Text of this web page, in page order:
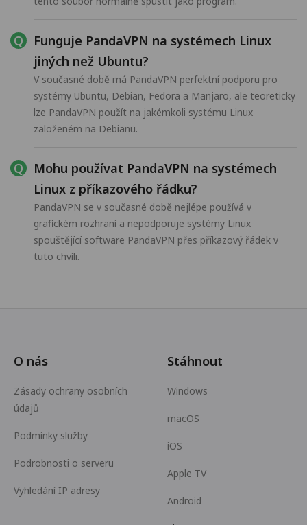
Funguje PandaVPN na systémech Linux
jiných než Ubuntu?
V současné době má PandaVPN perfektní podporu pro
systémy Ubuntu, Debian, Fedora a Manjaro, ale teoreticky
lze PandaVPN použít na jakémkoli systému Linux
založeném na Debianu.
Mohu používat PandaVPN na systémech
Linux z příkazového řádku?
PandaVPN se v současné době nejlépe používá v
grafickém rozhraní a nepodporuje systémy Linux
spouštějící software PandaVPN přes příkazový řádek v
tuto chvíli.
O nás
Zásady ochrany osobních
údajů
Podmínky služby
Podrobnosti o serveru
Vyhledání IP adresy
Stáhnout
Windows
macOS
iOS
Apple TV
Android